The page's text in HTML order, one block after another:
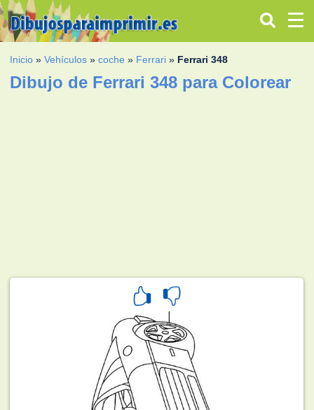
Inicio »Vehículos »coche » Ferrari » Ferrari 348
Dibujo de Ferrari 348 para Colorear